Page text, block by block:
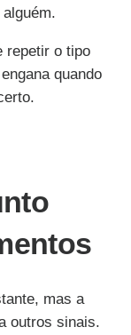
repetir o tipo
quando
mas a
outros sinais.